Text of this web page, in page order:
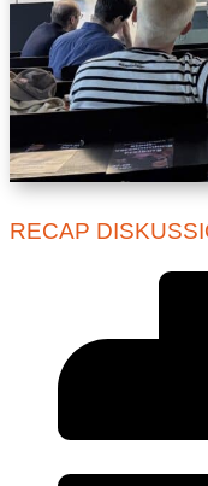
RECAP